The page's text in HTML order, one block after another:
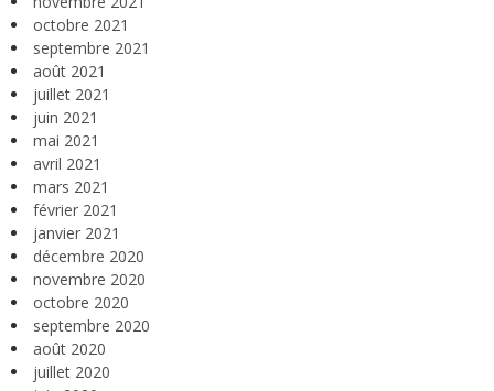
octobre 2021
septembre 2021
août 2021
juillet 2021
juin 2021
mai 2021
avril 2021
mars 2021
février 2021
janvier 2021
décembre 2020
novembre 2020
octobre 2020
septembre 2020
août 2020
juillet 2020